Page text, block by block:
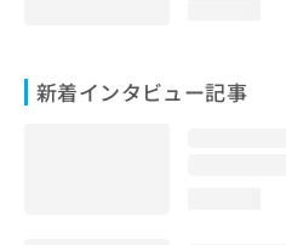
新着インタビュー記事